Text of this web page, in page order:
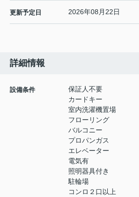
更新予定日 2026年08月22日
詳細情報
設備条件
保証人不要
カードキー
室内洗濯機置場
フローリング
バルコニー
プロパンガス
エレベーター
電気有
照明器具付き
駐輪場
コンロ２口以上